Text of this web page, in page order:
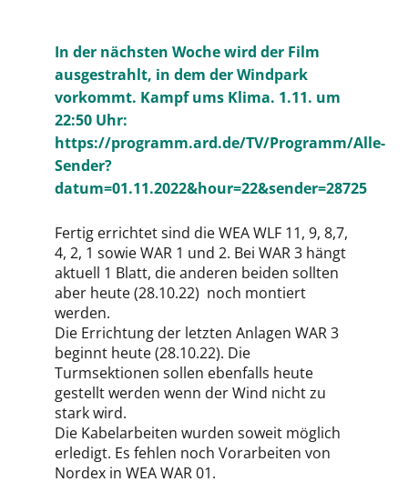
In der nächsten Woche wird der Film
ausgestrahlt, in dem der Windpark
vorkommt. Kampf ums Klima. 1.11. um
22:50 Uhr:
https://programm.ard.de/TV/Programm/Alle-
Sender?
datum=01.11.2022&hour=22&sender=28725
Fertig errichtet sind die WEA WLF 11, 9, 8,7,
4, 2, 1 sowie WAR 1 und 2. Bei WAR 3 hängt
aktuell 1 Blatt, die anderen beiden sollten
aber heute (28.10.22) noch montiert
werden.
Die Errichtung der letzten Anlagen WAR 3
beginnt heute (28.10.22). Die
Turmsektionen sollen ebenfalls heute
gestellt werden wenn der Wind nicht zu
stark wird.
Die Kabelarbeiten wurden soweit möglich
erledigt. Es fehlen noch Vorarbeiten von
Nordex in WEA WAR 01.